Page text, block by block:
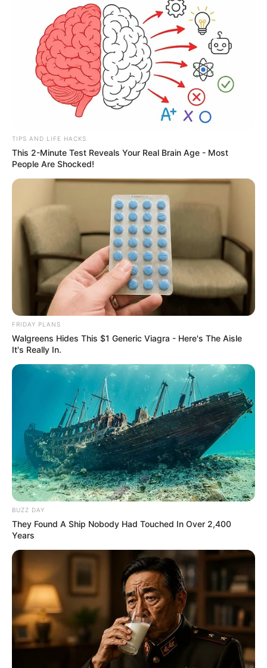
TIPS AND LIFE HACKS
This 2-Minute Test Reveals Your Real Brain Age - Most
People Are Shocked!
FRIDAY PLANS
Walgreens Hides This $1 Generic Viagra - Here's The Aisle
It's Really In.
BUZZ DAY
They Found A Ship Nobody Had Touched In Over 2,400
Years